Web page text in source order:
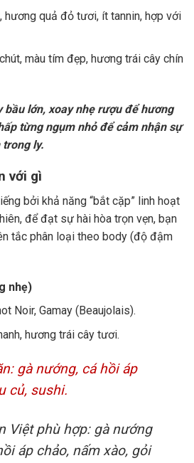
hương quả đỏ tươi, ít tannin, hợp với
màu tím đẹp, hương trái cây chín
bầu lớn, xoay nhẹ rượu để hương
từng ngụm nhỏ để cảm nhận sự
ly.
với gì
bởi khả năng “bắt cặp” linh hoạt
để đạt sự hài hòa trọn vẹn, bạn
tắc phân loại theo body (độ đậm
nhẹ)
Noir, Gamay (Beaujolais).
hương trái cây tươi.
gà nướng, cá hồi áp
củ, sushi.
Việt phù hợp: gà nướng
áp chảo, nấm xào, gỏi